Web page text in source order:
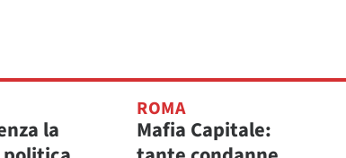
la
ROMA
Mafia Capitale: